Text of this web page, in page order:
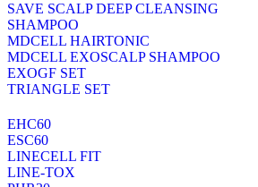
SAVE SCALP DEEP CLEANSING
SHAMPOO
MDCELL HAIRTONIC
MDCELL EXOSCALP SHAMPOO
EXOGF SET
TRIANGLE SET
EHC60
ESC60
LINECELL FIT
LINE-TOX